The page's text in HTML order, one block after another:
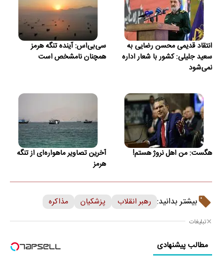
انتقاد قدیمی محسن رضایی به
سعید جلیلی: کشور با شعار اداره
نمی‌شود
سی‌بی‌اس: آینده تنگه هرمز
همچنان نامشخص است
هگست: من اهل نروژ هستم!
آخرین تصاویر ماهواره‌ای از تنگه
هرمز
بیشتر بدانید: رهبر انقلاب پزشکیان مذاکره
تبلیغات
مطالب پیشنهادی